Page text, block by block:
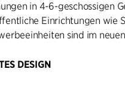
in 4-6-geschossigen
Einrichtungen wie
sind im
DESIGN
von Stigsborg hat C.F. Møller